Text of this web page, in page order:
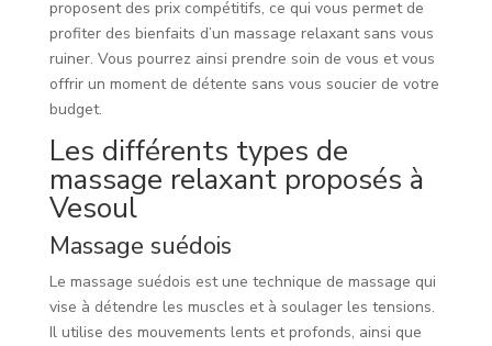
proposent des prix compétitifs, ce qui vous permet de
profiter des bienfaits d’un massage relaxant sans vous
ruiner. Vous pourrez ainsi prendre soin de vous et vous
offrir un moment de détente sans vous soucier de votre
budget.
Les différents types de
massage relaxant proposés à
Vesoul
Massage suédois
Le massage suédois est une technique de massage qui
vise à détendre les muscles et à soulager les tensions.
Il utilise des mouvements lents et profonds, ainsi que